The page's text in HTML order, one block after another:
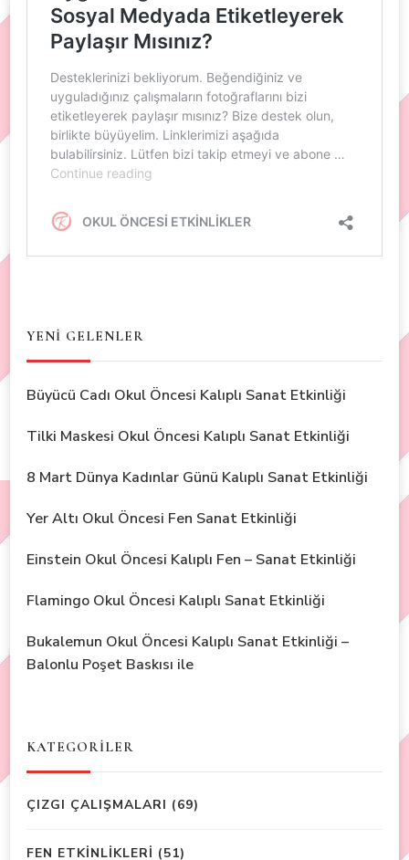
YENİ GELENLER
Büyücü Cadı Okul Öncesi Kalıplı Sanat Etkinliği
Tilki Maskesi Okul Öncesi Kalıplı Sanat Etkinliği
8 Mart Dünya Kadınlar Günü Kalıplı Sanat Etkinliği
Yer Altı Okul Öncesi Fen Sanat Etkinliği
Einstein Okul Öncesi Kalıplı Fen – Sanat Etkinliği
Flamingo Okul Öncesi Kalıplı Sanat Etkinliği
Bukalemun Okul Öncesi Kalıplı Sanat Etkinliği –
Balonlu Poşet Baskısı ile
KATEGORİLER
ÇIZGI ÇALIŞMALARI (69)
FEN ETKİNLİKLERİ (51)